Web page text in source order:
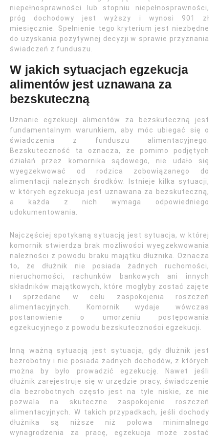
niepełnosprawności lub stopniu niepełnosprawności,
próg dochodowy jest wyższy i wynosi 901 zł
miesięcznie. Spełnienie tego kryterium jest niezbędne
do uzyskania pozytywnej decyzji w sprawie przyznania
świadczeń z funduszu.
W jakich sytuacjach egzekucja
alimentów jest uznawana za
bezskuteczną
Uznanie egzekucji alimentów za bezskuteczną jest
fundamentalnym warunkiem, aby móc ubiegać się o
świadczenia z funduszu alimentacyjnego.
Bezskuteczność ta oznacza, że pomimo podjętych
działań przez komornika sądowego, nie udało się
wyegzekwować od rodzica zobowiązanego do
alimentacji należnych środków. Istnieje kilka sytuacji,
w których egzekucja jest uznawana za bezskuteczną,
a każda z nich wymaga odpowiedniego
udokumentowania.
Najczęściej spotykaną sytuacją jest sytuacja, w której
komornik stwierdza brak możliwości wyegzekwowania
należności z powodu braku majątku dłużnika. Oznacza
to, że dłużnik nie posiada żadnych ruchomości,
nieruchomości, rachunków bankowych ani innych
składników majątkowych, które mogłyby zostać zajęte
i sprzedane w celu zaspokojenia roszczeń
alimentacyjnych. Komornik wydaje wówczas
postanowienie o umorzeniu postępowania
egzekucyjnego z powodu bezskuteczności egzekucji.
Inną ważną sytuacją jest sytuacja, gdy dłużnik jest
bezrobotny i nie posiada żadnych dochodów, z których
można by było prowadzić egzekucję. Nawet jeśli
dłużnik zarejestruje się w urzędzie pracy, świadczenie
dla bezrobotnych często jest na tyle niskie, że nie
pozwala na skuteczne zaspokojenie roszczeń
alimentacyjnych. W takich przypadkach, jeśli dochody
dłużnika są niższe niż połowa minimalnego
wynagrodzenia za pracę, egzekucja może zostać